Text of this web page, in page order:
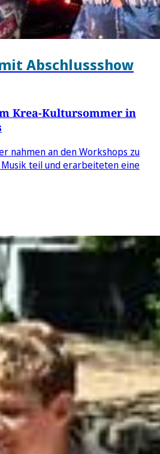
Abschlussshow
Krea-Kultursommer in
nahmen an den Workshops zu
Musik teil und erarbeiteten eine